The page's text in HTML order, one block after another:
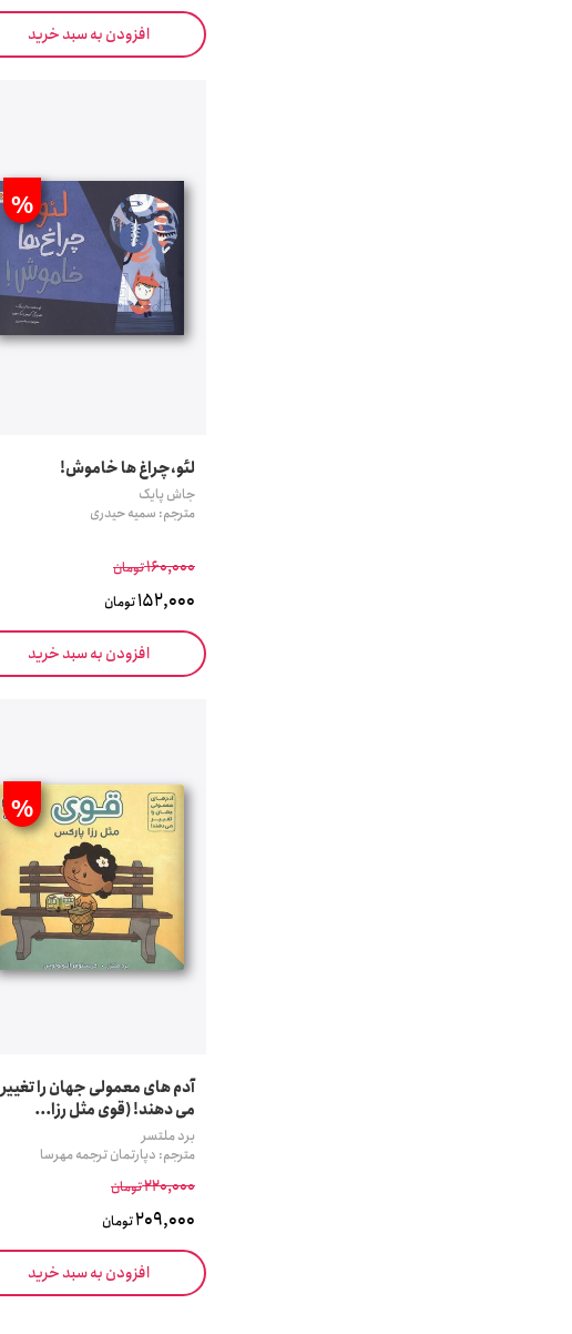
افزودن به سبد خرید
%
لئو،چراغ ها خاموش!
جاش پایک
مترجم: سمیه حیدری
160,000تومان
152,000تومان
افزودن به سبد خرید
%
آدم های معمولی جهان را تغییر
می دهند! (قوی مثل رزا...
برد ملتسر
مترجم: دپارتمان ترجمه مهرسا
220,000تومان
209,000تومان
افزودن به سبد خرید